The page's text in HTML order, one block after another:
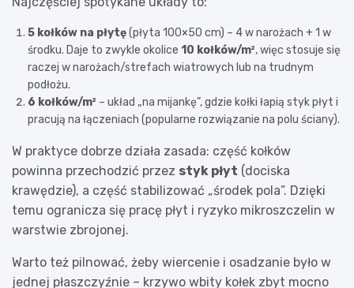
5 kołków na płytę(płyta 100×50 cm) – 4 w narożach + 1 w
środku. Daje to zwykle okolice 10 kołków/m², więc stosuje się
raczej w narożach/strefach wiatrowych lub na trudnym
podłożu.
6 kołków/m² – układ „na mijankę”, gdzie kołki łapią styk płyt i
pracują na łączeniach (popularne rozwiązanie na polu ściany).
W praktyce dobrze działa zasada: część kołków
powinna przechodzić przez styk płyt (dociska
krawędzie), a część stabilizować „środek pola”. Dzięki
temu ogranicza się pracę płyt i ryzyko mikroszczelin w
warstwie zbrojonej.
Warto też pilnować, żeby wiercenie i osadzanie było w
jednej płaszczyźnie – krzywo wbity kołek zbyt mocno